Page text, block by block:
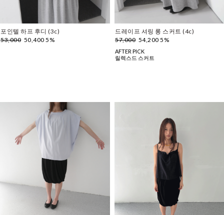
포인텔 하프 후디 (3c)
53,000 50,400 5%
드레이프 셔링 롱 스커트 (4c)
57,000 54,200 5%
AFTER PICK
릴렉스드 스커트